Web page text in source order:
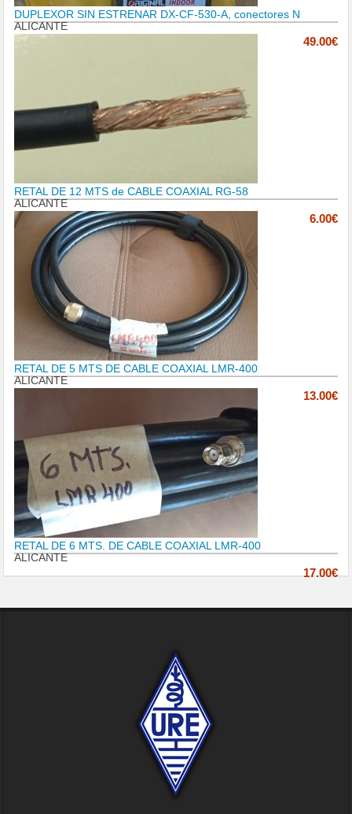
DUPLEXOR SIN ESTRENAR DX-CF-530-A, conectores N
ALICANTE
49.00€
RETAL DE 12 MTS de CABLE COAXIAL RG-58
ALICANTE
6.00€
RETAL DE 5 MTS DE CABLE COAXIAL LMR-400
ALICANTE
13.00€
RETAL DE 6 MTS. DE CABLE COAXIAL LMR-400
ALICANTE
17.00€